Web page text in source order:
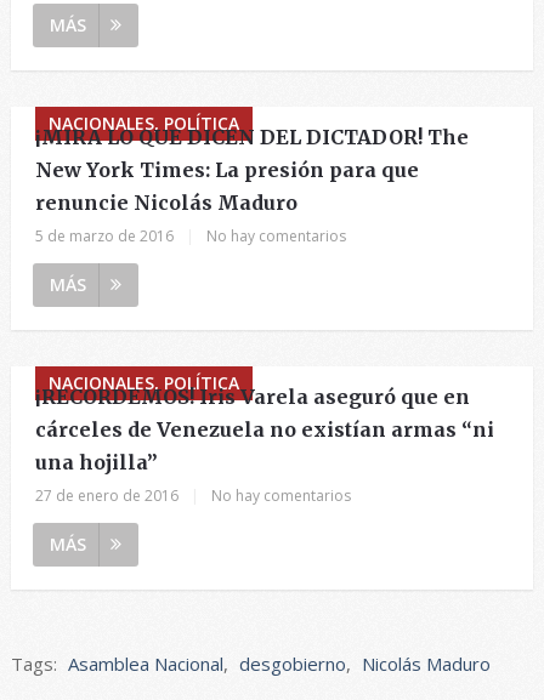
MÁS
NACIONALES, POLÍTICA
¡MIRA LO QUE DICEN DEL DICTADOR! The
New York Times: La presión para que
renuncie Nicolás Maduro
5 de marzo de 2016 No hay comentarios
MÁS
NACIONALES, POLÍTICA
¡RECORDEMOS! Iris Varela aseguró que en
cárceles de Venezuela no existían armas “ni
una hojilla”
27 de enero de 2016 No hay comentarios
MÁS
Tags: Asamblea Nacional, desgobierno, Nicolás Maduro